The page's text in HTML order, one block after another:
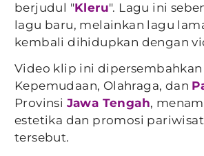
berjudul "Kleru". Lagu ini
lagu baru, melainkan lagu
kembali dihidupkan dengan
Video klip ini dipersembahkan
Kepemudaan, Olahraga, dan
Provinsi Jawa Tengah,
estetika dan promosi
tersebut.